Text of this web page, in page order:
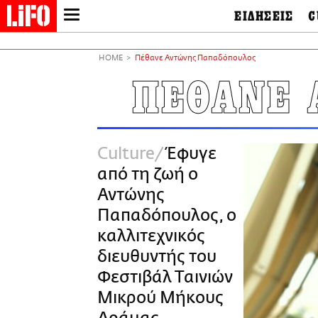
NEWSLETTER
ΜΙΚΡΟΠΡΑΓΜΑΤΑ
THE GOOD LIFO
LIFOLAND
ΑΜΠΑ
PRINT
ΕΙΔΗΣΕΙΣ
Διεθνή
Οικονομία
Πολιτισμός
TV & Media
Science
European Lifo
&
HOME Πέθανε Αντώνης Παπαδόπουλος
ΠΕΘΑΝΕ
Culture Έφυγε
από τη ζωή ο
Αντώνης
Παπαδόπουλος, o
καλλιτεχνικός
διευθυντής του
Φεστιβάλ Ταινιών
Μικρού Μήκους